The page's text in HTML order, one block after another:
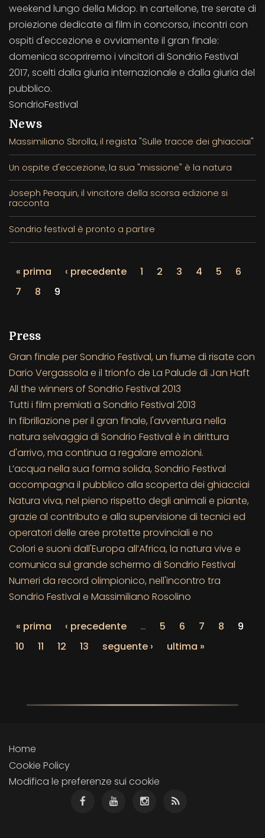
weekend lungo della Midop. In cartellone, tre serate di
proiezione dedicate ai film in concorso, incontri con
ospiti d'eccezione e ovviamente il gran finale:
domenica scopriremo i vincitori di Sondrio Festival
2017, scelti dalla giuria internazionale e dalla giuria del
pubblico.
SondrioFestival
News
Massimiliano Sbrolla, il regista "Sulle tracce dei ghiacciai"
Un ospite d'eccezione, la sua "missione" è la natura
Joseph Peaquin, il vincitore della scorsa edizione si
racconta
Sondrio festival è pronto a partire
« prima ‹ precedente 1 2 3 4 5
6
7
8 9
Press
Gran finale per Sondrio Festival, un fiume di risate con
Dario Vergassola e il trionfo de La Palude di Jan Haft
All the winners of Sondrio Festival 2013
Tutti i film premiati a Sondrio Festival 2013
In fibrillazione per il gran finale, l'avventura nella
natura selvaggia di Sondrio Festival è in dirittura
d'arrivo, ma continua a regalare emozioni.
L’acqua nella sua forma solida, Sondrio Festival
accompagna il pubblico alla scoperta dei ghiacciai
Natura viva, nel pieno rispetto degli animali e piante,
grazie al contributo e alla supervisione di tecnici ed
operatori delle aree protette provinciali e no
Colori e suoni dall'Europa all’Africa, la natura vive e
comunica sul grande schermo di Sondrio Festival
Numeri da record olimpionico, nell'incontro tra
Sondrio Festival e Massimiliano Rosolino
« prima ‹ precedente … 5 6 7 8
9
10
11 12 13 seguente › ultima »
Home
Cookie Policy
Modifica le preferenze sui cookie